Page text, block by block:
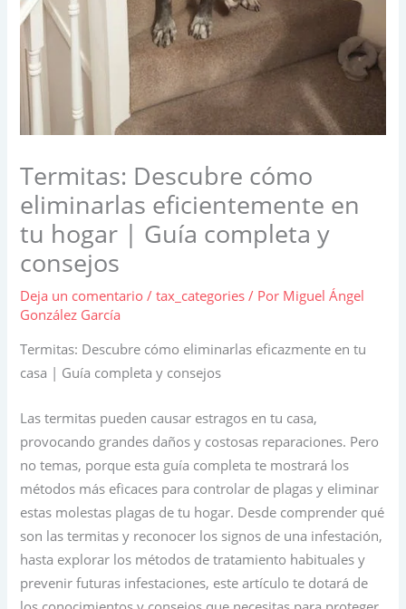
Termitas: Descubre cómo
eliminarlas eficientemente en
tu hogar | Guía completa y
consejos
Deja un comentario /tax_categories / Por Miguel Ángel
González García
Termitas: Descubre cómo eliminarlas eficazmente en tu
casa | Guía completa y consejos
Las termitas pueden causar estragos en tu casa,
provocando grandes daños y costosas reparaciones. Pero
no temas, porque esta guía completa te mostrará los
métodos más eficaces para controlar de plagas y eliminar
estas molestas plagas de tu hogar. Desde comprender qué
son las termitas y reconocer los signos de una infestación,
hasta explorar los métodos de tratamiento habituales y
prevenir futuras infestaciones, este artículo te dotará de